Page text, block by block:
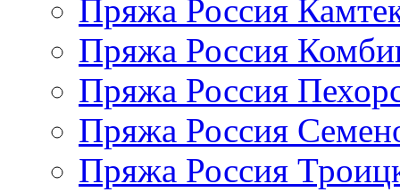
Пряжа Россия
Пряжа Россия
Пряжа Россия
Пряжа Россия
Пряжа Россия